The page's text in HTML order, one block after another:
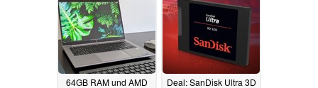
64GB RAM und AMD
Deal: SanDisk Ultra 3D